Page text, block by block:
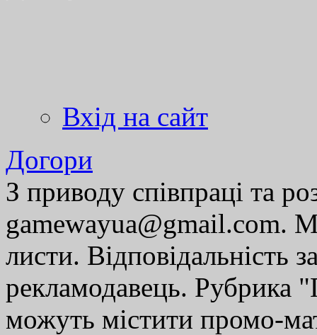
Вхід на сайт
Догори
З приводу співпраці та
gamewayua@gmail.com.
листи. Відповідальність
рекламодавець. Рубрика
можуть містити промо-